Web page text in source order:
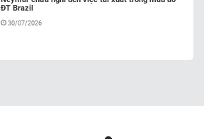
ĐT Brazil
30/07/2026